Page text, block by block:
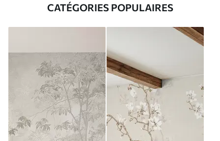
CATÉGORIES POPULAIRES